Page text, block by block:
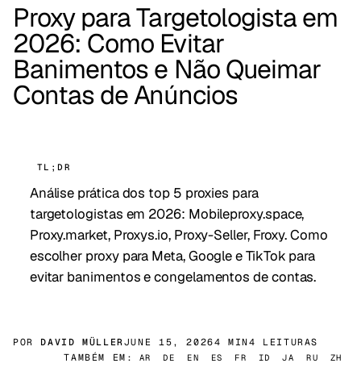
Proxy para Targetologista em
2026: Como Evitar
Banimentos e Não Queimar
Contas de Anúncios
TL;DR
Análise prática dos top 5 proxies para
targetologistas em 2026: Mobileproxy.space,
Proxy.market, Proxys.io, Proxy-Seller, Froxy. Como
escolher proxy para Meta, Google e TikTok para
evitar banimentos e congelamentos de contas.
POR DAVID MÜLLERJUNE 15, 20264 MIN4 LEITURAS
TAMBÉM EM:
AR DE EN ES FR ID JA RU ZH